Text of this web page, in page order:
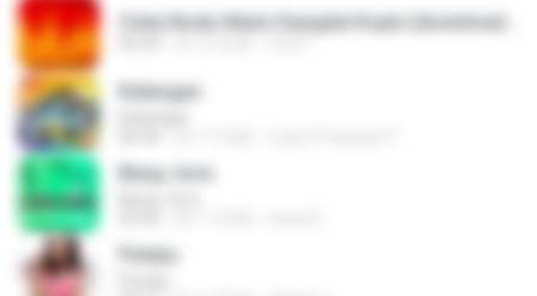
Kelangan
Bang Jono
Penipu